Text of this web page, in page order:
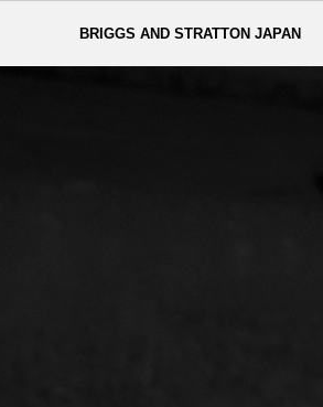
BRIGGS AND STRATTON JAPAN